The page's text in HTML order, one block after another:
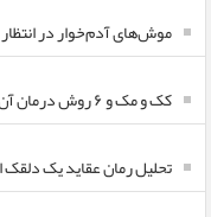
موش‌های آدم‌خوار در انتظار
کک و مک و ۶ روش درمان آن
تحلیل رمان عقاید یک